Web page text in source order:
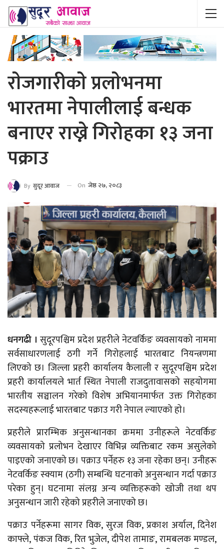
राेजगारीकाे प्रलाेभनमा
भारतमा नेपालीलाई बन्धक
बनाएर राख्ने गिरोहका १३ जना
पक्राउ
By सुदूर आवाज On जेष्ठ २७, २०८३
धनगढी । सुदूरपश्चिम प्रदेश प्रहरीले नेटवर्किङ व्यवसायको नाममा
सर्वसाधारणलाई ठगी गर्ने गिरोहलाई भारतबाट नियन्त्रणमा
लिएको छ। जिल्ला प्रहरी कार्यालय कैलाली र सुदूरपश्चिम प्रदेश
प्रहरी कार्यालयले भार्त स्थित नेपाली राजदुतावासको सहयोगमा
भारतीय सञ्चालन गरेको विशेष अभियानमार्फत उक्त गिरोहका
सदस्यहरूलाई भारतबाट पक्राउ गरी नेपाल ल्याएको हाे।
प्रहरीले प्रारम्भिक अनुसन्धानका क्रममा उनीहरूले नेटवर्किङ
व्यवसायको प्रलोभन देखाएर विभिन्न व्यक्तिबाट रकम असुलेको
पाइएको जनाएको छ। पक्राउ पर्नेहरु १३ जना रहेका छन्। उनीहरू
नेटवर्किङ स्क्याम (ठगी) सम्बन्धि घटनाको अनुसन्धान गर्दा पक्राउ
परेका हुन्। घटनामा संलग्न अन्य व्यक्तिहरूको खोजी तथा थप
अनुसन्धान जारी रहेको प्रहरीले जनाएको छ।
पक्राउ पर्नेहरूमा सागर विक, सुरज विक, प्रकाश अर्याल, दिनेश
काफ्ले, पंकज विक, रित भुजेल, दीपेश तामाङ, रामबलक मण्डल,